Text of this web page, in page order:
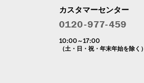
カスタマーセンター
10:00～17:00
（土・日・祝・年末年始を除く）